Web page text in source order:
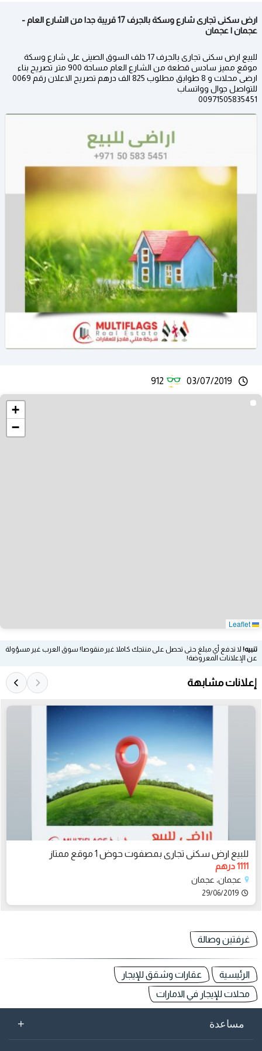
ارض سكنى تجارى شارع وسكة بالجرف 17 قريبة جدا من الشارع العام -
عجمان | عجمان
للبيع ارض سكنى تجارى بالجرف 17 خلف السوق الصينى على شارع وسكة
موقع مميز سادس قطعة من الشارع العام مساحة 900 متر تصريح بناء
ارضى محلات و 8 طوابق مطلوب 825 الف درهم تصريح الاعلان رقم 0069
للتواصل جوال وواتساب
00971505835451
03/07/2019
912
+
−
تنبيه! لا تدفع أي مبلغ حتى تحصل على منتجك كاملا غير منقوصا! سوق العرب غير مسؤولة
عن الإعلانات المعروضة!
إعلانات مشابهة
للبيع ارض سكنى تجارى بمصفوت حوض 1 موقع ممتاز
1111 درهم
عجمان، عجمان
29/06/2019
غرفتين وصالة
الرئيسية
عقارات وشقق للإيجار
محلات للإيجار في الامارات
مساعدة +